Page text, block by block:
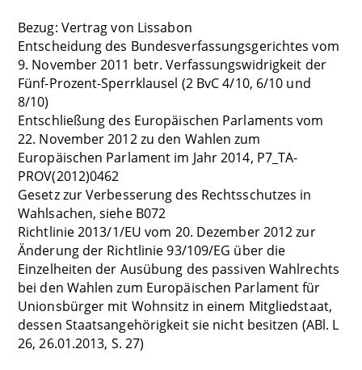
Bezug: Vertrag von Lissabon
Entscheidung des Bundesverfassungsgerichtes vom
9. November 2011 betr. Verfassungswidrigkeit der
Fünf-Prozent-Sperrklausel (2 BvC 4/10, 6/10 und
8/10)
Entschließung des Europäischen Parlaments vom
22. November 2012 zu den Wahlen zum
Europäischen Parlament im Jahr 2014, P7_TA-
PROV(2012)0462
Gesetz zur Verbesserung des Rechtsschutzes in
Wahlsachen, siehe B072
Richtlinie 2013/1/EU vom 20. Dezember 2012 zur
Änderung der Richtlinie 93/109/EG über die
Einzelheiten der Ausübung des passiven Wahlrechts
bei den Wahlen zum Europäischen Parlament für
Unionsbürger mit Wohnsitz in einem Mitgliedstaat,
dessen Staatsangehörigkeit sie nicht besitzen (ABl. L
26, 26.01.2013, S. 27)